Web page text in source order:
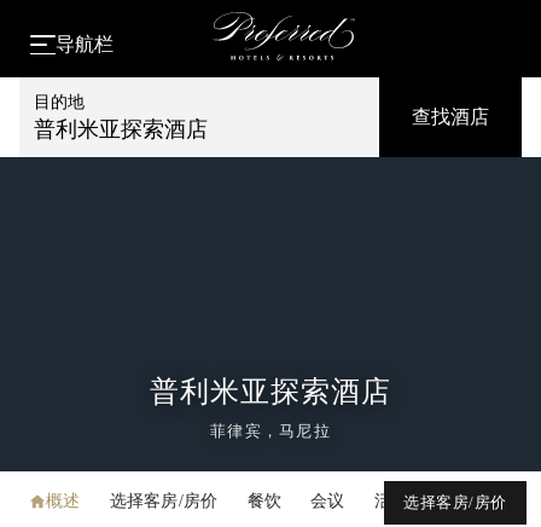
导航栏
目的地
普利米亚探索酒店
查找酒店
普利米亚探索酒店
菲律宾，马尼拉
概述 选择客房/房价 餐饮 会议 活动 媒体库
选择客房/房价